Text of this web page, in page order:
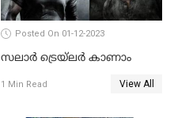
Posted On 01-12-2023
സലാര്‍ ട്രെയ്‌ലർ കാണാം
1 Min Read View All